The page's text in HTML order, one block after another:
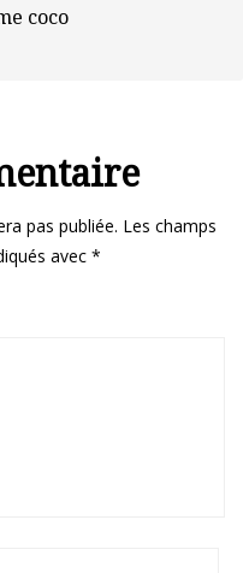
coco
pas publiée. Les champs
avec *